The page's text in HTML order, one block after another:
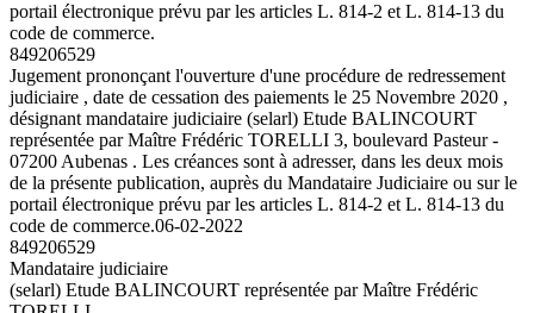
portail électronique prévu par les articles L. 814-2 et L. 814-13 du
code de commerce.
849206529
Jugement prononçant l'ouverture d'une procédure de redressement
judiciaire , date de cessation des paiements le 25 Novembre 2020 ,
désignant mandataire judiciaire (selarl) Etude BALINCOURT
représentée par Maître Frédéric TORELLI 3, boulevard Pasteur -
07200 Aubenas . Les créances sont à adresser, dans les deux mois
de la présente publication, auprès du Mandataire Judiciaire ou sur le
portail électronique prévu par les articles L. 814-2 et L. 814-13 du
code de commerce.06-02-2022
849206529
Mandataire judiciaire
(selarl) Etude BALINCOURT représentée par Maître Frédéric